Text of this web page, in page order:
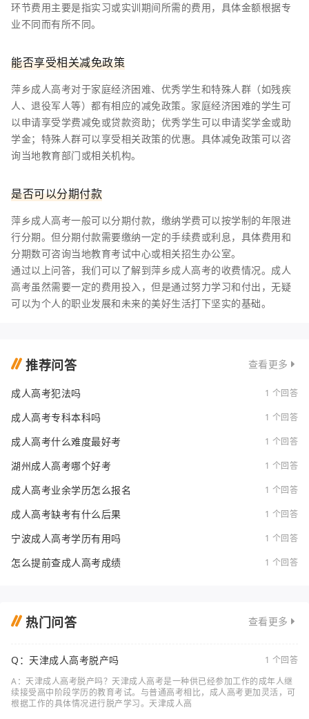
环节费用主要是指实习或实训期间所需的费用，具体金额根据专
业不同而有所不同。
能否享受相关减免政策
萍乡成人高考对于家庭经济困难、优秀学生和特殊人群（如残疾
人、退役军人等）都有相应的减免政策。家庭经济困难的学生可
以申请享受学费减免或贷款资助；优秀学生可以申请奖学金或助
学金；特殊人群可以享受相关政策的优惠。具体减免政策可以咨
询当地教育部门或相关机构。
是否可以分期付款
萍乡成人高考一般可以分期付款，缴纳学费可以按学制的年限进
行分期。但分期付款需要缴纳一定的手续费或利息，具体费用和
分期数可咨询当地教育考试中心或相关招生办公室。
通过以上问答，我们可以了解到萍乡成人高考的收费情况。成人
高考虽然需要一定的费用投入，但是通过努力学习和付出，无疑
可以为个人的职业发展和未来的美好生活打下坚实的基础。
推荐问答 查看更多
成人高考犯法吗 1 个回答
成人高考专科本科吗 1 个回答
成人高考什么难度最好考 1 个回答
湖州成人高考哪个好考 1 个回答
成人高考业余学历怎么报名 1 个回答
成人高考缺考有什么后果 1 个回答
宁波成人高考学历有用吗 1 个回答
怎么提前查成人高考成绩 1 个回答
热门问答 查看更多
Q：天津成人高考脱产吗
1 个回答
A：天津成人高考脱产吗？天津成人高考是一种供已经参加工作的成年人继
续接受高中阶段学历的教育考试。与普通高考相比，成人高考更加灵活，可
根据工作的具体情况进行脱产学习。天津成人高